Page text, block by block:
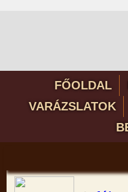
FŐOLDAL
VARÁZSLATOK